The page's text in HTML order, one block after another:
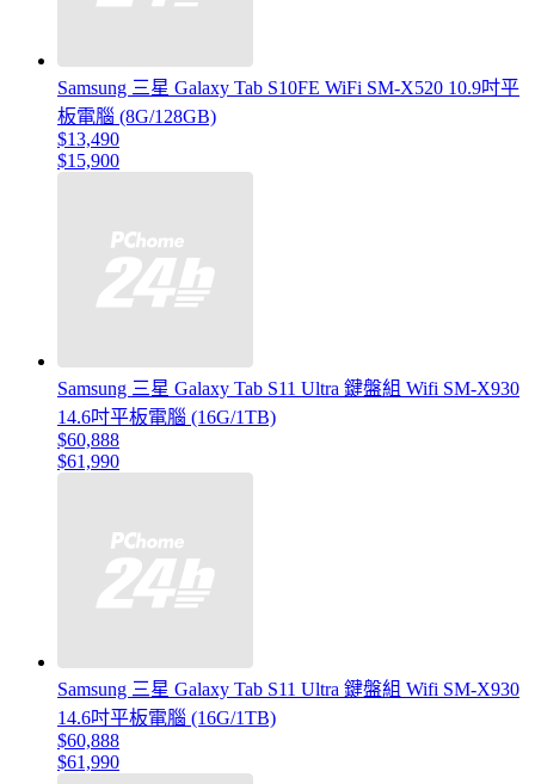
Samsung 三星 Galaxy Tab S10FE WiFi SM-X520 10.9吋平
板電腦 (8G/128GB)
$13,490
$15,900
Samsung 三星 Galaxy Tab S11 Ultra 鍵盤組 Wifi SM-X930
14.6吋平板電腦 (16G/1TB)
$60,888
$61,990
Samsung 三星 Galaxy Tab S11 Ultra 鍵盤組 Wifi SM-X930
14.6吋平板電腦 (16G/1TB)
$60,888
$61,990